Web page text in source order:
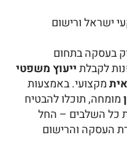
ישראל ורישום
בעסקה בתחום
לקבלתייעוץ משפטי
מקצועי. באמצעות
מומחה, תוכלו להבטיח
כל השלבים – החל
העסקה והרישום